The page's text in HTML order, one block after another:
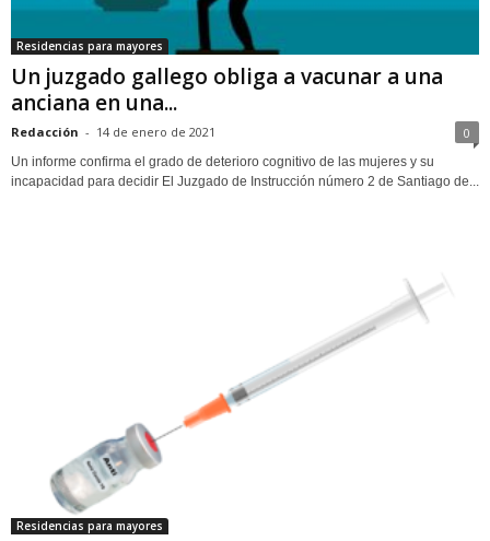
Residencias para mayores
Un juzgado gallego obliga a vacunar a una
anciana en una...
Redacción - 14 de enero de 2021 0
Un informe confirma el grado de deterioro cognitivo de las mujeres y su
incapacidad para decidir El Juzgado de Instrucción número 2 de Santiago de...
Residencias para mayores